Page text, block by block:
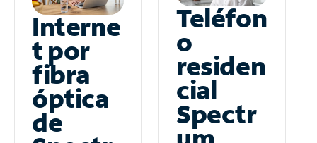
Interne
t por
fibra
óptica
de
Teléfon
o
residen
cial
Spectr